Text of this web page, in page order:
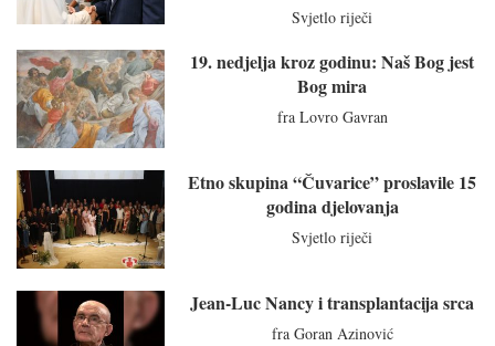
Svjetlo riječi
19. nedjelja kroz godinu: Naš Bog jest
Bog mira
fra Lovro Gavran
Etno skupina “Čuvarice” proslavile 15
godina djelovanja
Svjetlo riječi
Jean-Luc Nancy i transplantacija srca
fra Goran Azinović